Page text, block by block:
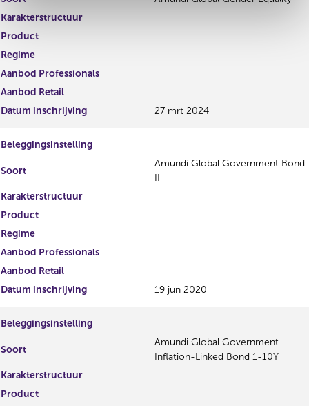
Karakterstructuur
Product
Regime
Aanbod Professionals
Aanbod Retail
Datum inschrijving
27 mrt 2024
Beleggingsinstelling
Soort
Amundi Global Government Bond
II
Karakterstructuur
Product
Regime
Aanbod Professionals
Aanbod Retail
Datum inschrijving
19 jun 2020
Beleggingsinstelling
Soort
Amundi Global Government
Inflation-Linked Bond 1-10Y
Karakterstructuur
Product